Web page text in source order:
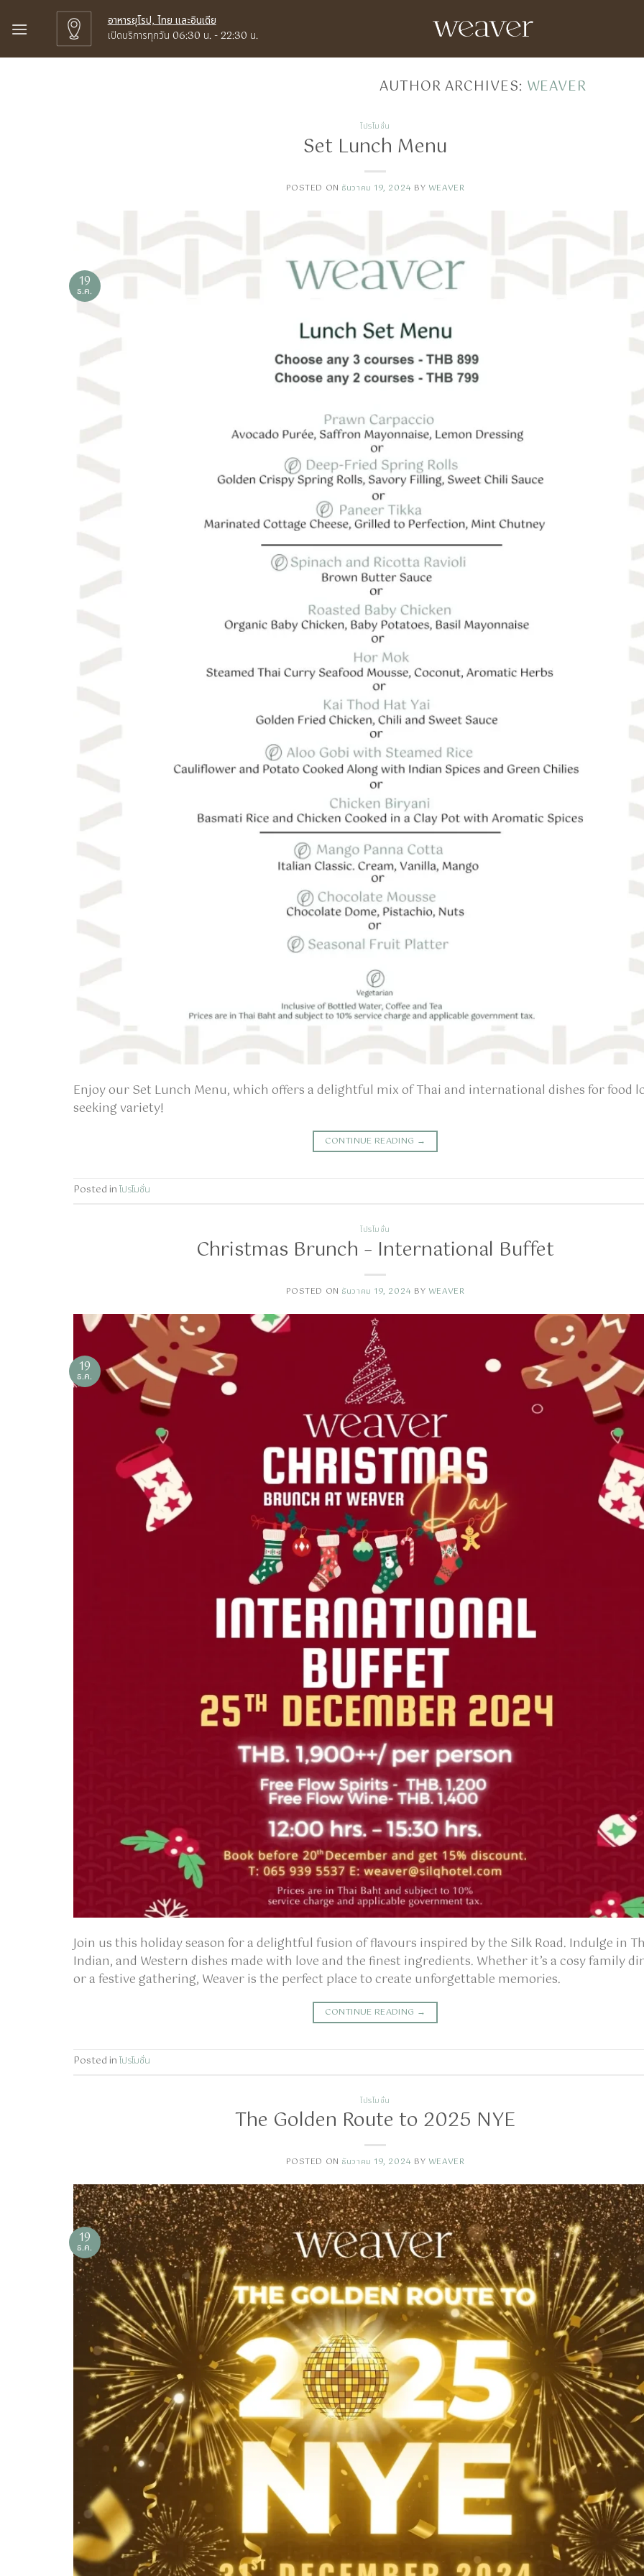
อาหารยุโรป, ไทย และอินเดีย
เปิดบริการทุกวัน 06:30 น. - 22:30 น.
AUTHOR ARCHIVES: WEAVER
โปรโมชั่น
Set Lunch Menu
POSTED ON ธันวาคม 19, 2024 BY WEAVER
19
ธ.ค.
Enjoy our Set Lunch Menu, which offers a delightful mix of Thai and international dishes for food
seeking variety!
CONTINUE READING →
Posted inโปรโมชั่น
โปรโมชั่น
Christmas Brunch – International Buffet
POSTED ON ธันวาคม 19, 2024 BY WEAVER
19
ธ.ค.
Join us this holiday season for a delightful fusion of flavours inspired by the Silk Road. Indulge in
Indian, and Western dishes made with love and the finest ingredients. Whether it’s a cosy family
or a festive gathering, Weaver is the perfect place to create unforgettable memories.
CONTINUE READING →
Posted inโปรโมชั่น
โปรโมชั่น
The Golden Route to 2025 NYE
POSTED ON ธันวาคม 19, 2024 BY WEAVER
19
ธ.ค.